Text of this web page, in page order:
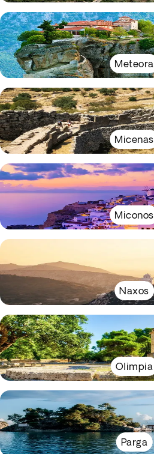
Meteora
Micenas
Miconos
Naxos
Olimpia
Parga